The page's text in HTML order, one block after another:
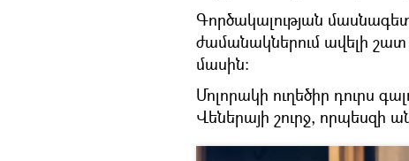
Գործակալության
ժամանակներում ավելի շատ
մասին։
Մոլորակի ուղեծիր դուրս
Վեներայի շուրջ, որպեսզի